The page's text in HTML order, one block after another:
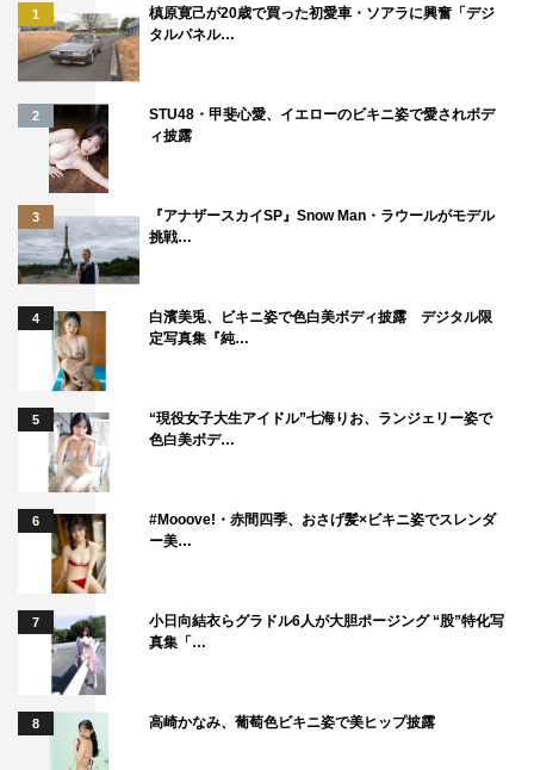
1
槙原寛己が20歳で買った初愛車・ソアラに興奮「デジ
タルパネル…
2
STU48・甲斐心愛、イエローのビキニ姿で愛されボデ
ィ披露
3
『アナザースカイSP』Snow Man・ラウールがモデル
挑戦…
4
白濱美兎、ビキニ姿で色白美ボディ披露 デジタル限
定写真集『純…
5
“現役女子大生アイドル”七海りお、ランジェリー姿で
色白美ボデ…
6
#Mooove!・赤間四季、おさげ髪×ビキニ姿でスレンダ
ー美…
7
小日向結衣らグラドル6人が大胆ポージング “股”特化写
真集「…
8 高崎かなみ、葡萄色ビキニ姿で美ヒップ披露